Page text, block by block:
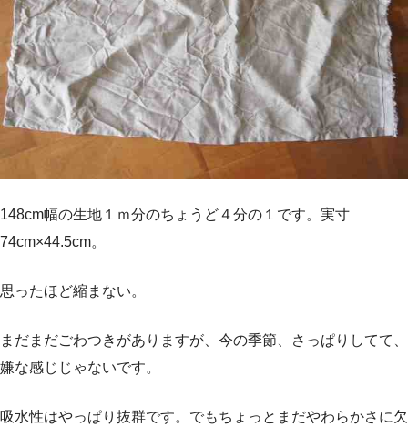
148cm幅の生地１ｍ分のちょうど４分の１です。実寸
74cm×44.5cm。
思ったほど縮まない。
まだまだごわつきがありますが、今の季節、さっぱりしてて、
嫌な感じじゃないです。
吸水性はやっぱり抜群です。でもちょっとまだやわらかさに欠